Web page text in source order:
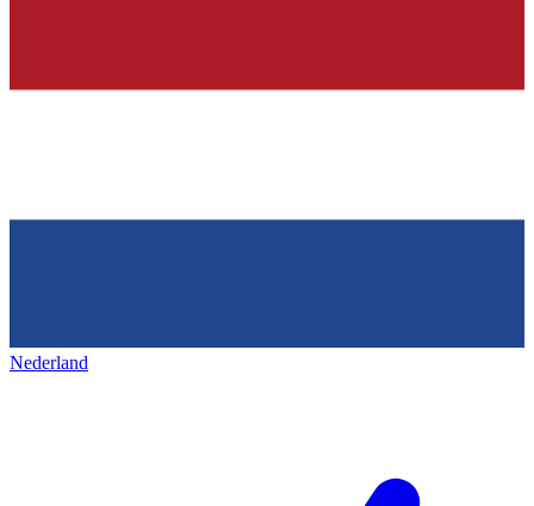
Nederland